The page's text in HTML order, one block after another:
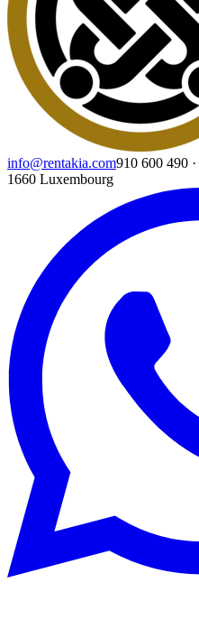
info@rentakia.com910 600 490 ·
1660 Luxembourg